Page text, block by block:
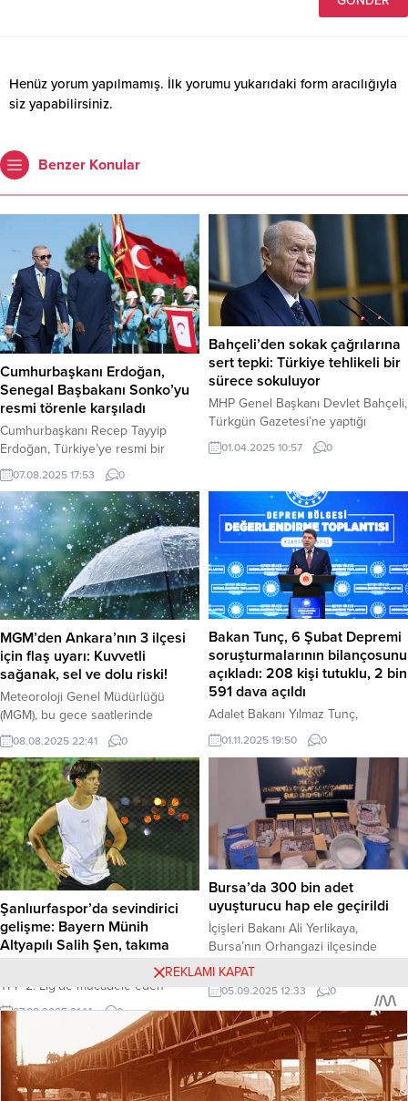
Henüz yorum yapılmamış. İlk yorumu yukarıdaki form aracılığıyla
siz yapabilirsiniz.
Benzer Konular
Cumhurbaşkanı Erdoğan,
Senegal Başbakanı Sonko’yu
resmi törenle karşıladı
Cumhurbaşkanı Recep Tayyip
Erdoğan, Türkiye’ye resmi bir
ziyaret gerçekleştiren Senegal
Başbakanı Ousmane Sonko’yu
Cumhurbaşkanlığı Külliyesi’nde
resmi törenle karşıladı. İki liderin
görüşmelerinin ardından ortak
basın toplantısı düzenlemesi ve
çeşitli anlaşmalara imza atması
bekleniyor. Ankara – Türkiye ile
Senegal arasındaki ilişkileri
güçlendirmek amacıyla Ankara’ya
gelen Senegal Başbakanı
Ousmane Sonko için
Cumhurbaşkanlığı Külliyesi’nde...
07.08.2025 17:53 0
Bahçeli’den sokak çağrılarına
sert tepki: Türkiye tehlikeli bir
sürece sokuluyor
MHP Genel Başkanı Devlet Bahçeli,
Türkgün Gazetesi’ne yaptığı
açıklamalarda, son günlerde yapılan
sokak çağrılarına sert tepki
tehlikeli bir sürece sokulmaya
çalışıldığını belirtti. “Sokak Çağrıları
Toplumsal Huzuru Tehdit Ediyor”
Bahçeli, açıklamasında şu ifadelere
yer verdi: “Cumhuriyet Halk
Partisi’nin başlattığı, bazı televizyon
kanallarının kadrolu yorumcuları
tarafından da desteklenen...
01.04.2025 10:57 0
MGM’den Ankara’nın 3 ilçesi
için flaş uyarı: Kuvvetli
sağanak, sel ve dolu riski!
Meteoroloji Genel Müdürlüğü
(MGM), bu gece saatlerinde
Ankara’nın Mamak, Haymana ve
Polatlı ilçeleri için acil bir uyarı
yayımladı. Radar verilerine
dayandırılan uyarıda, önümüzdeki 2
saat içinde etkili olması beklenen
yerel kuvvetli gök gürültülü
sağanak yağışa karşı ani sel, su
baskını ve dolu gibi olumsuzluklara
karşı dikkatli olunması istendi.
08.08.2025 22:41 0
Bakan Tunç, 6 Şubat Depremi
soruşturmalarının bilançosunu
açıkladı: 208 kişi tutuklu, 2 bin
591 dava açıldı
Adalet Bakanı Yılmaz Tunç,
Kahramanmaraş merkezli 6 Şubat
2023 depremleriyle ilgili bugüne
kadar 2 bin 380 kişi hakkında ceza
soruşturması açıldığını belirterek,
“Şu anda 148 tutuklu, 60 hüküm
özlü olmak üzere toplam 208 kişi
tutuklu durumda. Halihazırda 837
soruşturma ve 2 bin 591 ceza
davası devam ediyor,” dedi. Haber
Merkezi...
01.11.2025 19:50 0
Şanlıurfaspor’da sevindirici
gelişme: Bayern Münih
Altyapılı Salih Şen, takıma
TFF 2. Lig’de mücadele eden
Şanlıurfaspor’da, geçtiğimiz
sezonun devre arasında sakatlanan
genç orta saha oyuncusu Salih
Şen’den müjdeli haber geldi.
Bayern Münih altyapısından yetişen
20 yaşındaki oyuncu, sakatlığını
27.08.2025 21:14 0
Bursa’da 300 bin adet
uyuşturucu hap ele geçirildi
İçişleri Bakanı Ali Yerlikaya,
Bursa’nın Orhangazi ilçesinde
düzenlenen başarılı bir
uyuşturucu hap ve 48 kilogram
uyuşturucu ham maddesinin ele
geçirildiğini duyurdu. Operasyonda
gözaltına alınan 3 şüpheliden 2’si
tutuklanarak cezaevine gönderildi.
Haber Merkezi – İçişleri Bakanı Ali
05.09.2025 12:33 0
REKLAMI KAPAT